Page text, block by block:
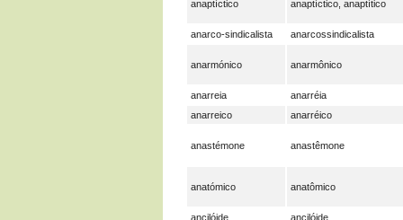
anaptíctico anaptíctico, anaptítico
anarco-sindicalista anarcossindicalista
anarmónico anarmônico
anarreia
anarréia
anarreico
anarréico
anastémone anastêmone
anatómico anatômico
ancilóide ancilóide